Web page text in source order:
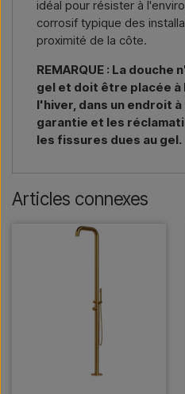
idéal pour résister à
corrosif typique des
proximité de la côte.
REMARQUE : La
gel et doit être placée
l'hiver, dans un endroit
garantie et les
les fissures dues au gel.
Articles connexes